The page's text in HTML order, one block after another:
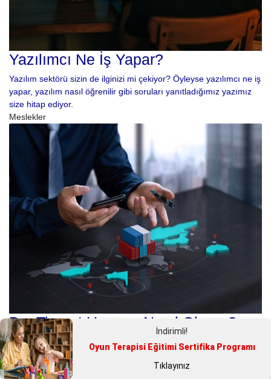
Yazılımcı Ne İş Yapar?
Yazılım sektörü sizin de ilginizi mi çekiyor? Öyleyse yazılımcı ne iş
yapar, yazılım nasıl öğrenilir gibi soruları yanıtladığımız yazımız
size hitap ediyor.
Meslekler
Dış Ticaret Uzmanı Nasıl Olunur?
Dış ticaret uzmanı nasıl olunur? İçeriğimizde bu soruya yanıt verip
dış ticaret uzmanlığında önemli olan mesleki niteliklere ve
eğitimlere göz atacağız.
İndirimli!
Oyun Terapisi Eğitimi Sertifika Programı
Tıklayınız